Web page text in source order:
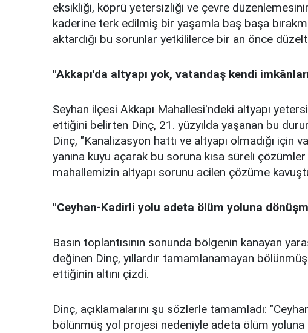
eksikliği, köprü yetersizliği ve çevre
kaderine terk edilmiş bir yaşamla baş başa
aktardığı bu sorunlar yetkililerce bir an önce
"Akkapı'da altyapı yok, vatandaş kendi
Seyhan ilçesi Akkapı Mahallesi'ndeki altyapı
ettiğini belirten Dinç, 21. yüzyılda yaşanan bu
Dinç, "Kanalizasyon hattı ve altyapı olmadığı için
yanına kuyu açarak bu soruna kısa süreli çözümler
mahallemizin altyapı sorunu acilen çözüme
"Ceyhan-Kadirli yolu adeta ölüm yoluna
Basın toplantısının sonunda bölgenin kanayan
değinen Dinç, yıllardır tamamlanamayan
ettiğinin altını çizdi.
Dinç, açıklamalarını şu sözlerle tamamladı:
bölünmüş yol projesi nedeniyle adeta ölüm